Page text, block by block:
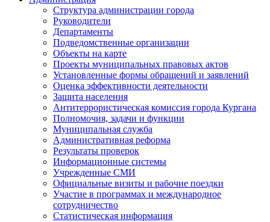
Структура администрации города
Руководители
Департаменты
Подведомственные организации
Объекты на карте
Проекты муниципальных правовых актов
Установленные формы обращений и заявлений
Оценка эффективности деятельности
Защита населения
Антитеррористическая комиссия города Кургана
Полномочия, задачи и функции
Муниципальная служба
Административная реформа
Результаты проверок
Информационные системы
Учрежденные СМИ
Официальные визиты и рабочие поездки
Участие в программах и международное
сотрудничество
Статистическая информация